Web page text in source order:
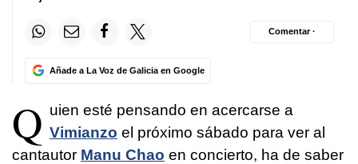
Añade a La Voz de Galicia en Google
Comentar ·
Q uien esté pensando en acercarse a
Vimianzo el próximo sábado para ver al
cantautor Manu Chao en concierto, ha de saber